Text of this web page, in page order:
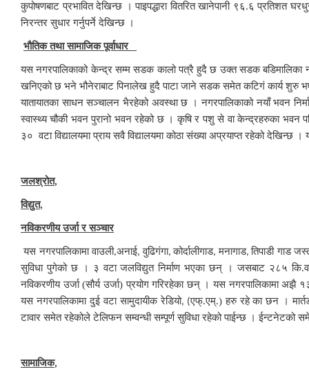
कुपोषणबाट प्रभावित देखिन्छ । पाइपद्धारा वितरित खानेपानी ९६.६ प्रतिशत
निरन्तर सुधार गर्नुपर्ने देखिन्छ ।
भौतिक तथा सामाजिक पूर्वाधार
यस नगरपालिकाको केन्द्र सम्म सडक कालो पत्रै हुदै छ उक्त सडक बडिमालिका
खनिएको छ भने भौनेराबाट पिनालेख हुदै पाटा जाने सडक समेत कटिगं कार्य शुरु
यातायातका साधन सञ्चालन भैरहेको अवस्था छ । नगरपालिकाको नयाँ भवन
स्वास्थ्य चौकी भवन पुरानो भवन रहेको छ । कृषि र पशु से वा केन्द्रहरुका भवन
३० वटा विद्यालयमा प्राय सवै विद्यालयमा कोठा संख्या अप्रयाप्त रहेको
जलश्रोत,
विद्युत,
नविकरणीय उर्जा र सञ्चार
यस नगरपालिकामा वाउली,अनाई,वुढिगंगा,कोर्दालीगाड,मनागाड,तिपाडी गाड
सुविधा पुगेको छ । ३ वटा जलविद्युत निर्माण भएका छन् । जसबाट २८५
नविकरणीय उर्जा (सौर्य उर्जा) प्रयोग गरिरहेका छन् । यस नगरपालिकामा अझै
यस नगरपालिकामा दुई वटा सामुदायीक रेडियो, (एफ्.एम्.) हरु रहे का छन ।
टावार समेत रहेकोले टेलिफन सम्वन्धी सम्पूर्ण सुविधा रहेको पाईन्छ । ईन्टनेटको
सामाजिक,